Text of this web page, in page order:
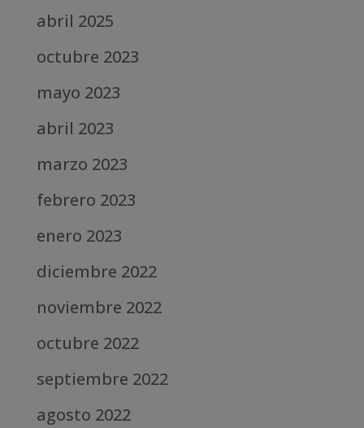
abril 2025
octubre 2023
mayo 2023
abril 2023
marzo 2023
febrero 2023
enero 2023
diciembre 2022
noviembre 2022
octubre 2022
septiembre 2022
agosto 2022